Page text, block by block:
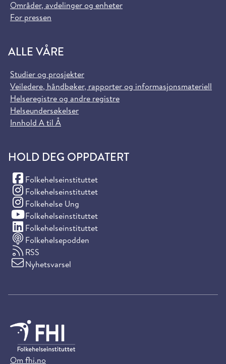
Områder, avdelinger og enheter
For pressen
ALLE VÅRE
Studier og prosjekter
Veiledere, håndbøker, rapporter og informasjonsmateriell
Helseregistre og andre registre
Helseundersøkelser
Innhold A til Å
HOLD DEG OPPDATERT
Folkehelseinstituttet
(Facebook)
Folkehelseinstituttet
(Instagram)
Folkehelse Ung
(Instagram)
Folkehelseinstituttet
(YouTube)
Folkehelseinstituttet
(LinkedIn)
Folkehelsepodden
RSS
Nyhetsvarsel
Om fhi.no